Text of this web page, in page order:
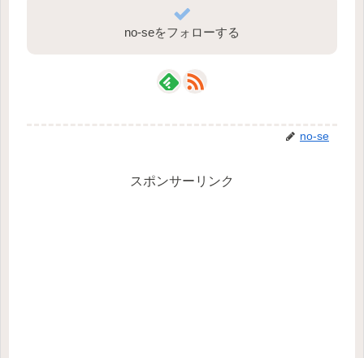
no-seをフォローする
no-se
スポンサーリンク